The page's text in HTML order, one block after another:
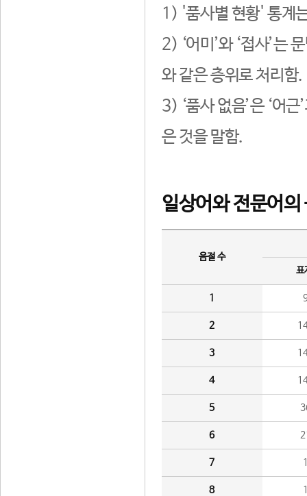
1) '품사별 현황' 통계
2) ‘어미’와 ‘접사’는
와 같은 층위로 처리함.
3) ‘품사 없음’은 ‘어
은 것을 말함.
일상어와 전문어의
음절 수
표
1
2
3
4
5
6
7
8